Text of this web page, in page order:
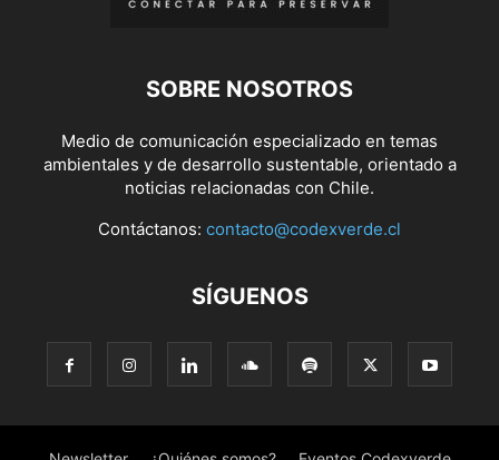
SOBRE NOSOTROS
Medio de comunicación especializado en temas
ambientales y de desarrollo sustentable, orientado a
noticias relacionadas con Chile.
Contáctanos: contacto@codexverde.cl
SÍGUENOS